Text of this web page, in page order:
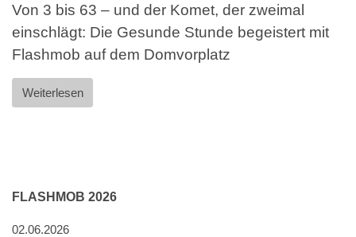
Von 3 bis 63 – und der Komet, der zweimal
einschlägt: Die Gesunde Stunde begeistert mit
Flashmob auf dem Domvorplatz
Weiterlesen
FLASHMOB 2026
02.06.2026